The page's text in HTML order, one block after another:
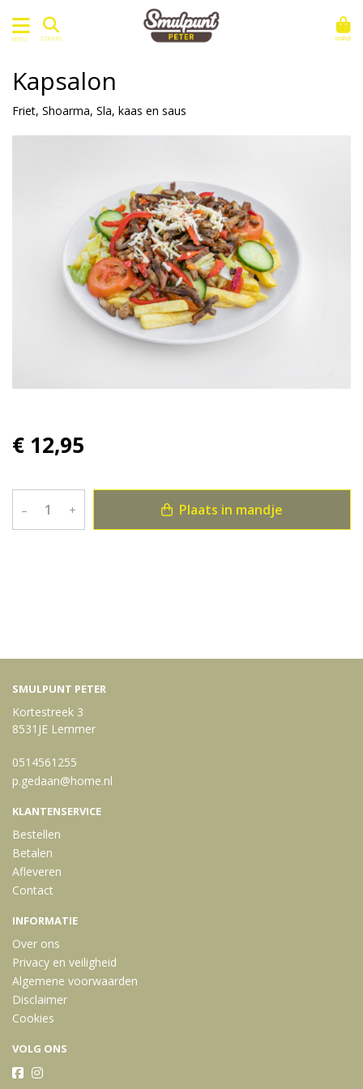
MENU ZOEKEN MAND
Kapsalon
Friet, Shoarma, Sla, kaas en saus
€ 12,95
– + Plaats in mandje
SMULPUNT PETER
Kortestreek 3
8531JE Lemmer
0514561255
p.gedaan@home.nl
KLANTENSERVICE
Bestellen
Betalen
Afleveren
Contact
INFORMATIE
Over ons
Privacy en veiligheid
Algemene voorwaarden
Disclaimer
Cookies
VOLG ONS